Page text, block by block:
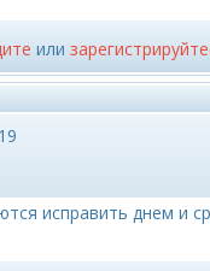
или
исправить днем и